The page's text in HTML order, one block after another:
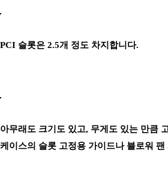
PCI 슬롯은 2.5개 정도 차지합니다.
아무래도 크기도 있고, 무게도 있는 만큼
케이스의 슬롯 고정용 가이드나 블로워